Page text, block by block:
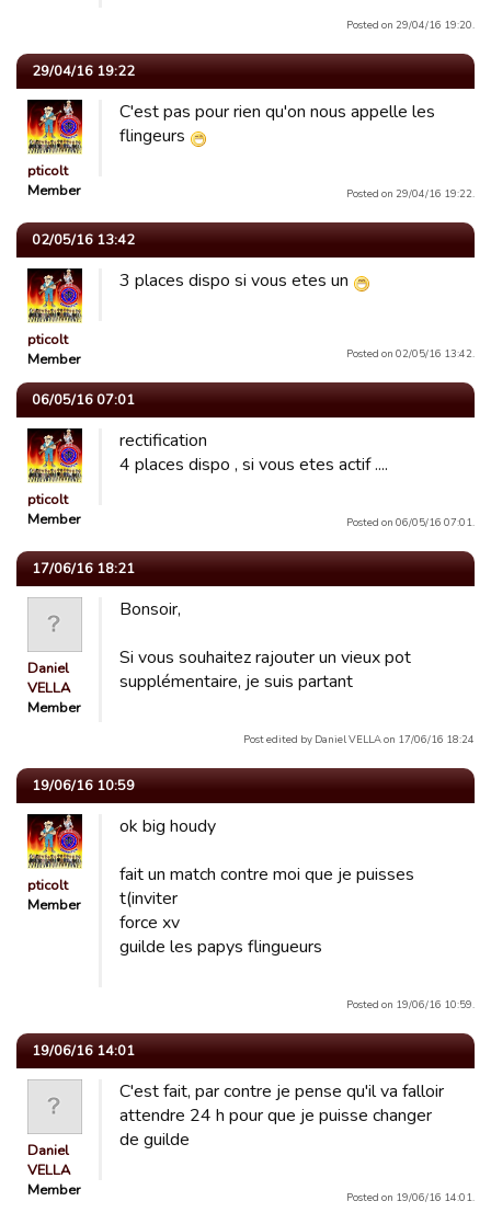
Posted on 29/04/16 19:20.
29/04/16 19:22
pticolt
Member
C'est pas pour rien qu'on nous appelle les
flingeurs
Posted on 29/04/16 19:22.
02/05/16 13:42
pticolt
Member
3 places dispo si vous etes un
Posted on 02/05/16 13:42.
06/05/16 07:01
pticolt
Member
rectification
4 places dispo , si vous etes actif ....
Posted on 06/05/16 07:01.
17/06/16 18:21
Daniel
VELLA
Member
Bonsoir,
Si vous souhaitez rajouter un vieux pot
supplémentaire, je suis partant
Post edited by Daniel VELLA on 17/06/16 18:24
19/06/16 10:59
pticolt
Member
ok big houdy
fait un match contre moi que je puisses
t(inviter
force xv
guilde les papys flingueurs
Posted on 19/06/16 10:59.
19/06/16 14:01
Daniel
VELLA
Member
C'est fait, par contre je pense qu'il va falloir
attendre 24 h pour que je puisse changer
de guilde
Posted on 19/06/16 14:01.